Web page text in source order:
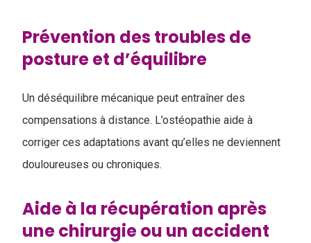
Prévention des troubles de
posture et d’équilibre
Un déséquilibre mécanique peut entraîner des
compensations à distance. L’ostéopathie aide à
corriger ces adaptations avant qu’elles ne deviennent
douloureuses ou chroniques.
Aide à la récupération après
une chirurgie ou un accident